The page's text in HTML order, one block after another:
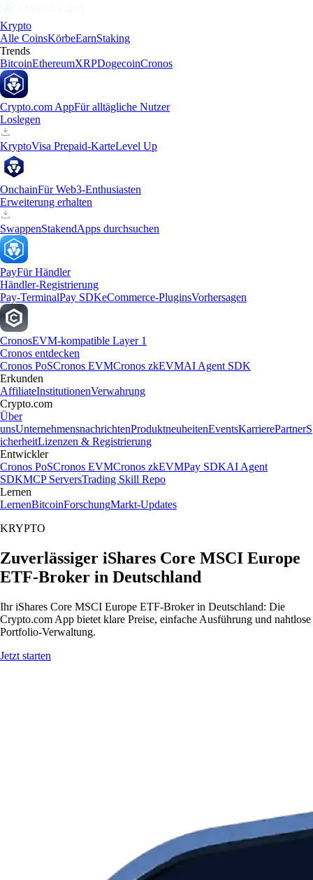
Krypto
Alle CoinsKörbeEarnStaking
Trends
BitcoinEthereumXRPDogecoinCronos
Crypto.com AppFür alltägliche Nutzer
Loslegen
KryptoVisa Prepaid-KarteLevel Up
OnchainFür Web3-Enthusiasten
Erweiterung erhalten
SwappenStakendApps durchsuchen
PayFür Händler
Händler-Registrierung
Pay-TerminalPay SDKeCommerce-PluginsVorhersagen
CronosEVM-kompatible Layer 1
Cronos entdecken
Cronos PoSCronos EVMCronos zkEVMAI Agent SDK
Erkunden
AffiliateInstitutionenVerwahrung
Crypto.com
Über
unsUnternehmensnachrichtenProduktneuheitenEventsKarrierePartnerS
icherheitLizenzen & Registrierung
Entwickler
Cronos PoSCronos EVMCronos zkEVMPay SDKAI Agent
SDKMCP ServersTrading Skill Repo
Lernen
LernenBitcoinForschungMarkt-Updates
KRYPTO
Zuverlässiger iShares Core MSCI Europe
ETF-Broker in Deutschland
Ihr iShares Core MSCI Europe ETF-Broker in Deutschland: Die
Crypto.com App bietet klare Preise, einfache Ausführung und nahtlose
Portfolio-Verwaltung.
Jetzt starten